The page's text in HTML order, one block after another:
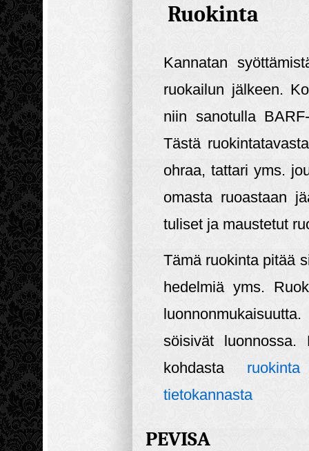
Ruokinta
Kannatan
ruokailun jälkeen.
niin sanotulla
Tästä
ohraa, tattari yms.
omasta ruoastaan
tuliset ja maustetut
Tämä ruokinta pitää
hedelmiä yms.
söisivät
kohdasta ruokinta
tietokannasta
PEVISA